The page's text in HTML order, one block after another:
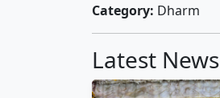
Category: Dharm
Latest News